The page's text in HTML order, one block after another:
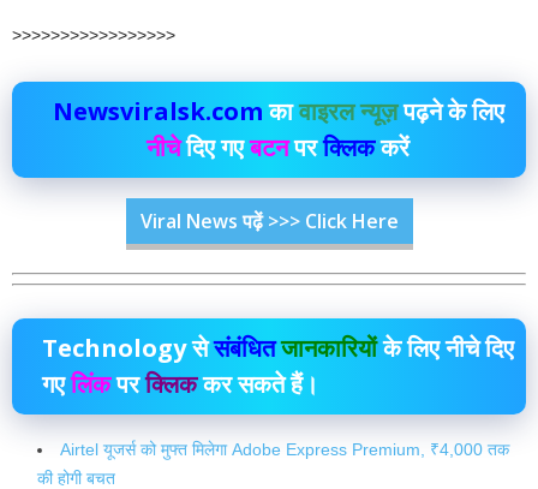
>>>>>>>>>>>>>>>>>
Newsviralsk.comकावाइरल न्यूज़पढ़ने के लिए
नीचेदिए गएबटनपरक्लिककरें
Viral News पढ़ें >>> Click Here
Technologyसेसंबंधितजानकारियोंके लिए नीचे दिए
गएलिंकपरक्लिककर सकते हैं।
Airtel यूजर्स को मुफ्त मिलेगा Adobe Express Premium, ₹4,000 तक
की होगी बचत